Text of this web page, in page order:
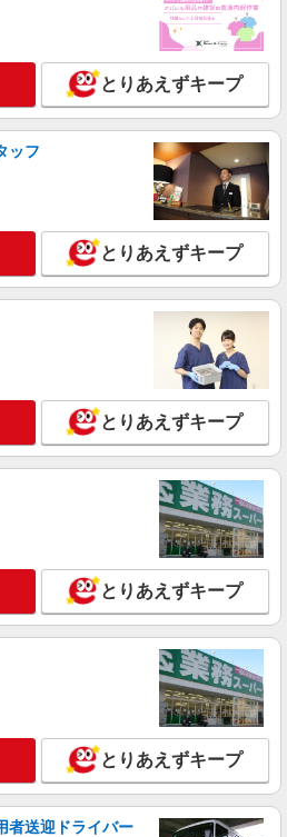
/5118aa1
祉士】 月給：281,300円 年収例：377
：
例：332万円〜 ※職務手当、働き
当、日祝手当（月平均2回分）、夜勤手
5回分）等、毎月平均的に支払われる手
す。 ※介護福祉士のみ、特別職務手当
〜） ◎賞与 基本給2.08ヶ月分/年支給
船橋市中野木2-3-32
詳細を見る
ー
入者）の場合は時給1,650円 ＊早朝
、18:00〜）：時給2,000円〜 ＊日曜
社保加入者）の場合は時給1,570円 ＊
〜8:00、18:00〜）：時給1,900円〜 ＊
円〜 ◎身体介助、生活援助
キャンセル手当：職務時給の60％支給
詳細を見る
福祉士】 月給：241,800円 年収例：330
収
い向上手当、
月平均2回分）等、毎月平均的に支払わ
含みます。 ※介護福祉士のみ、特別職
支給（超
過1分〜） ◎賞与 基本給2.08ヶ月分/年支給
船橋市本町7丁目11番5号 KDX船橋ビ
詳細を見る
とりあえずキープ
ッフ
とりあえずキープ
とりあえずキープ
とりあえずキープ
とりあえずキープ
者送迎ドライバー